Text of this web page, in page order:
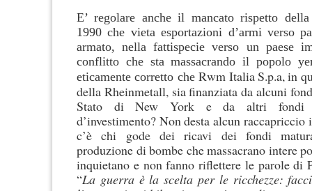
E’ regolare anche il mancato rispetto
1990 che vieta esportazioni d’armi verso
armato, nella fattispecie verso un paese
conflitto che sta massacrando il popolo
eticamente corretto cheRwm Italia S.p.a, in
della Rheinmetall, sia finanziata da alcuni
Stato di New York e da altri fondi
d’investimento? Non desta alcun raccapriccio
c’è chi gode dei ricavi dei fondi
produzione di bombe che massacrano intere
inquietano e non fanno riflettere le parole di
“La guerra è la scelta per le ricchezze: